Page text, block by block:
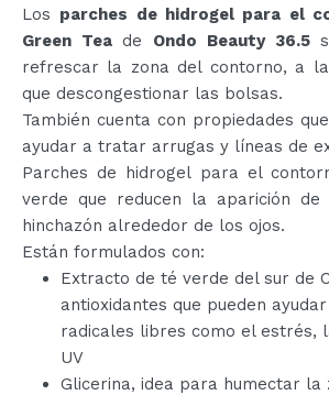
Los parches de hidrogel para el
Green Tea de Ondo Beauty 36.5
refrescar la zona del contorno, a
que descongestionar las bolsas.
También cuenta con propiedades
ayudar a tratar arrugas y líneas de
Parches de hidrogel para el
verde que reducen la aparición de
hinchazón alrededor de los ojos.
Están formulados con:
Extracto de té verde del sur de
antioxidantes que pueden
radicales libres como el estrés,
UV
Glicerina, idea para humectar